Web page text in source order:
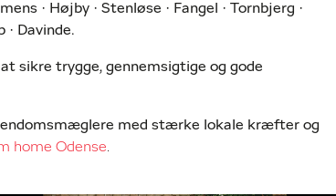
· Højby · Stenløse · Fangel · Tornbjerg ·
· Davinde.
sikre trygge, gennemsigtige og gode
med stærke lokale kræfter og
home Odense.